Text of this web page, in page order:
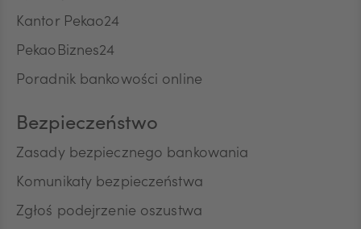
na kontakt telefoniczny, w celu przedstawiania
przez Bank w rozmowach telefonicznych informacji
przez Bank automatycznych systemów
Na podstawie niniejszej zgody mogą być
Pana/Pani danych osobowych: identyfikacyjne,
poziomu wykształcenia oraz posiadanych
produktów finansowych. Niniejszą zgodę składam
Kantor Pekao24
PekaoBiznes24
Poradnik bankowości online
Bezpieczeństwo
Zasady bezpiecznego bankowania
Komunikaty bezpieczeństwa
Zgłoś podejrzenie oszustwa